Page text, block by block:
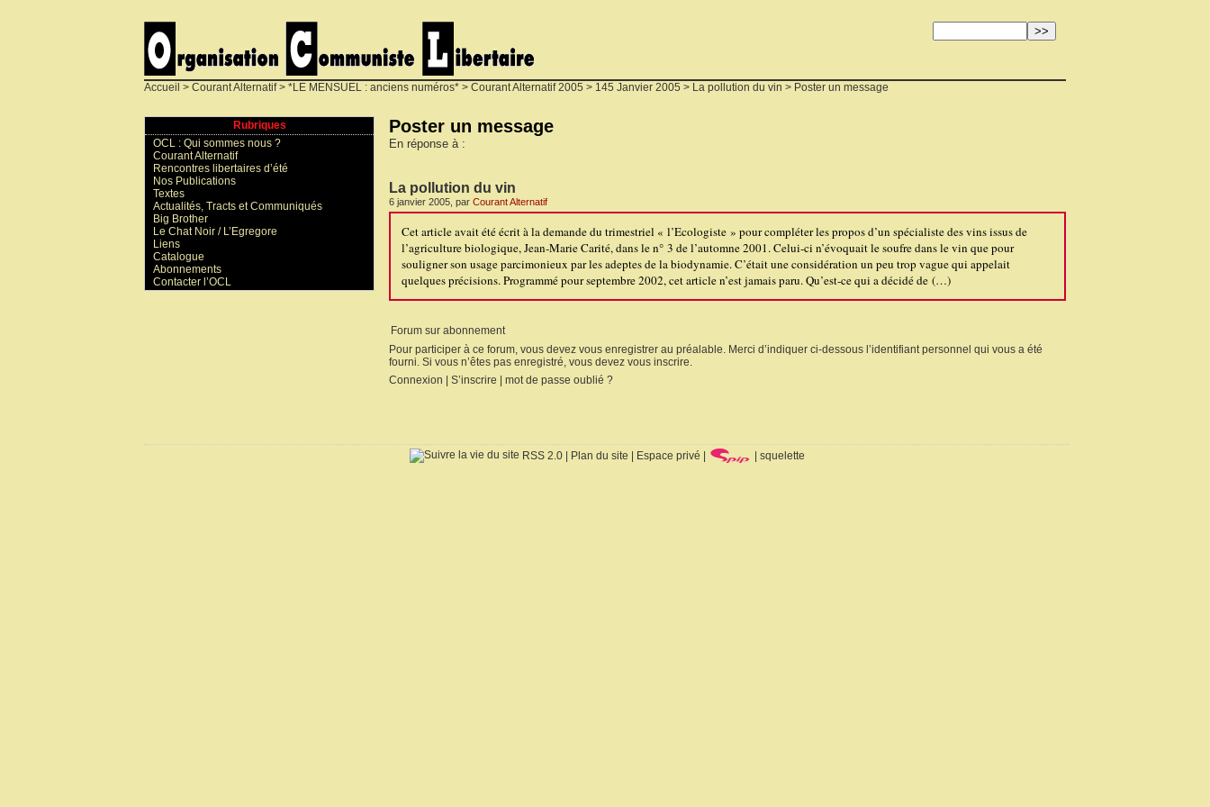
Accueil > Courant Alternatif> *LE MENSUEL : anciens numéros* > Courant Alternatif 2005 > 145 Janvier 2005 > La pollution du vin > Poster un message
Poster un message
En réponse à :
La pollution du vin
6 janvier 2005, par Courant Alternatif
Cet article avait été écrit à la demande du trimestriel « l’Ecologiste » pour compléter les propos d’un spécialiste des vins issus de
l’agriculture biologique, Jean-Marie Carité, dans le n° 3 de l’automne 2001. Celui-ci n’évoquait le soufre dans le vin que pour
souligner son usage parcimonieux par les adeptes de la biodynamie. C’était une considération un peu trop vague qui appelait
quelques précisions. Programmé pour septembre 2002, cet article n’est jamais paru. Qu’est-ce qui a décidé de (…)
Forum sur abonnement
Pour participer à ce forum, vous devez vous enregistrer au préalable. Merci d’indiquer ci-dessous l’identifiant personnel qui vous a été
fourni. Si vous n’êtes pas enregistré, vous devez vous inscrire.
Connexion | S’inscrire | mot de passe oublié ?
Rubriques
OCL : Qui sommes nous ?
Courant Alternatif
Rencontres libertaires d’été
Nos Publications
Textes
Actualités, Tracts et Communiqués
Big Brother
Le Chat Noir / L’Egregore
Liens
Catalogue
Abonnements
Contacter l’OCL
RSS 2.0| Plan du site | Espace privé | | squelette